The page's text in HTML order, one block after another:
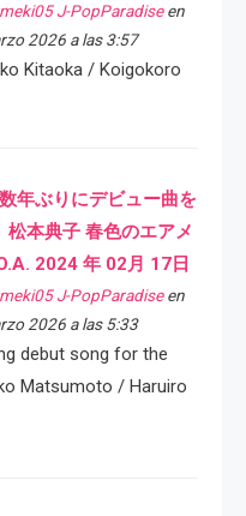
J-PopParadiseen
2026 a las 3:57
Kitaoka / Koigokoro
数年ぶりにデビュー曲を
松本典子 春色のエアメ
2024 年 02月 17日
J-PopParadiseen
2026 a las 5:33
debut song for the
Matsumoto / Haruiro